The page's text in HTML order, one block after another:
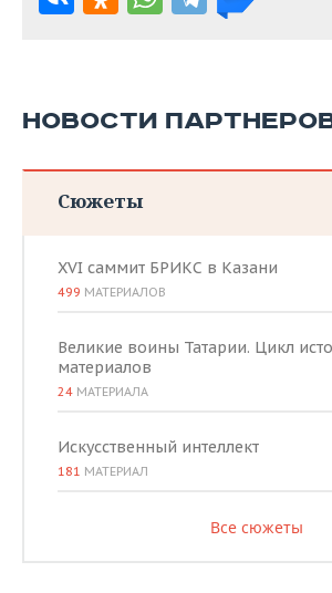
НОВОСТИ
Сюжеты
XVI саммит БРИКС в Казани
499 МАТЕРИАЛОВ
Великие воины Татарии. Цикл
материалов
24 МАТЕРИАЛА
Искусственный интеллект
181 МАТЕРИАЛ
Все сюжеты